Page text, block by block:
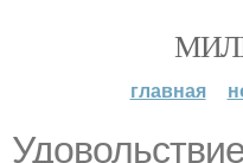
главная